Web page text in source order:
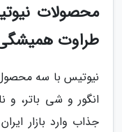
محصولات
طراوت
نیوتیس با سه
انگور و شی باتر، و
جذاب وارد بازار